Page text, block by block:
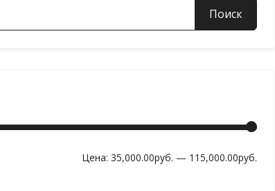
Цена: 35,000.00руб. — 115,000.00руб.